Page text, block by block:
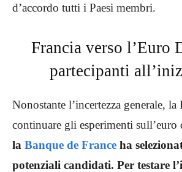
d’accordo tutti i Paesi membri.
Francia verso l’Euro
partecipanti
Nonostante l’incertezza generale, la
continuare gli esperimenti
la Banque de France ha
potenziali candidati. Per testare